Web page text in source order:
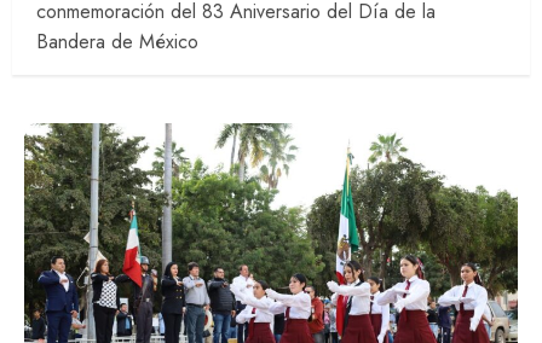
conmemoración del 83 Aniversario del Día de la
Bandera de México